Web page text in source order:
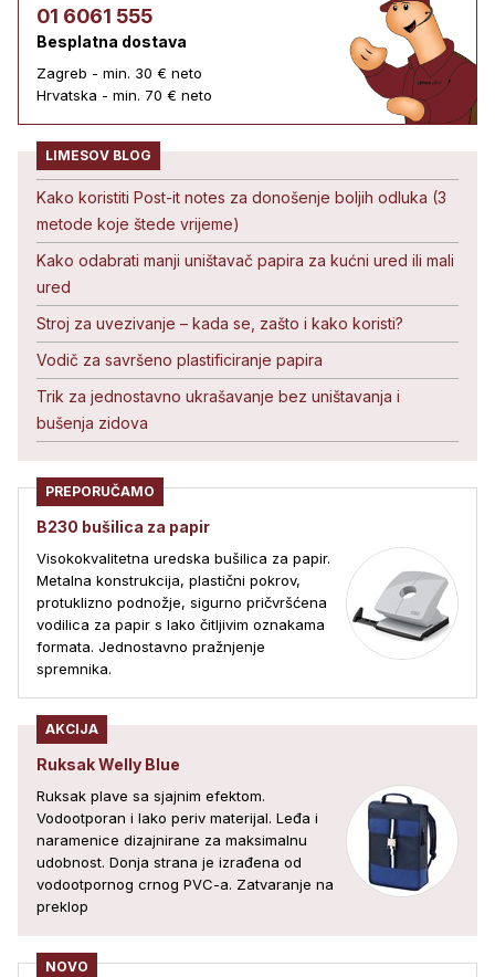
01 6061 555
Besplatna dostava
Zagreb - min. 30 € neto
Hrvatska - min. 70 € neto
LIMESOV BLOG
Kako koristiti Post-it notes za donošenje boljih odluka (3
metode koje štede vrijeme)
Kako odabrati manji uništavač papira za kućni ured ili mali
ured
Stroj za uvezivanje – kada se, zašto i kako koristi?
Vodič za savršeno plastificiranje papira
Trik za jednostavno ukrašavanje bez uništavanja i
bušenja zidova
PREPORUČAMO
B230 bušilica za papir
Visokokvalitetna uredska bušilica za papir.
Metalna konstrukcija, plastični pokrov,
protuklizno podnožje, sigurno pričvršćena
vodilica za papir s lako čitljivim oznakama
formata. Jednostavno pražnjenje
spremnika.
AKCIJA
Ruksak Welly Blue
Ruksak plave sa sjajnim efektom.
Vodootporan i lako periv materijal. Leđa i
naramenice dizajnirane za maksimalnu
udobnost. Donja strana je izrađena od
vodootpornog crnog PVC-a. Zatvaranje na
preklop
NOVO